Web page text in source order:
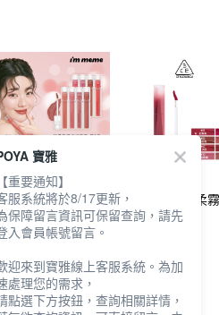
MEME我愛唇欲水
釉4g-多款任選
3CE極致絲絨柔
4g - 多款任選
排行
寶雅
【重要通知】
服系統將於8/17更新，
保障留言資訊可保留查詢，請先
入會員帳號留言。
迎來到寶雅線上客服系統。為加
處理您的需求，
點選下方按鈕，查詢相關詳情，